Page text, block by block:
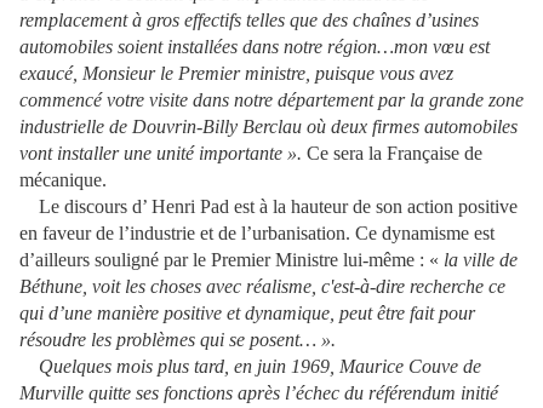
remplacement à gros effectifs telles que des chaînes d’usines
automobiles soient installées dans notre région…mon vœu est
exaucé, Monsieur le Premier ministre, puisque vous avez
commencé votre visite dans notre département par la grande zone
industrielle de Douvrin-Billy Berclau où deux firmes automobiles
vont installer une unité importante ». Ce sera la Française de
mécanique.
Le discours d’ Henri Pad est à la hauteur de son action positive
en faveur de l’industrie et de l’urbanisation. Ce dynamisme est
d’ailleurs souligné par le Premier Ministre lui-même : « la ville de
Béthune, voit les choses avec réalisme, c'est-à-dire recherche ce
qui d’une manière positive et dynamique, peut être fait pour
résoudre les problèmes qui se posent… ».
Quelques mois plus tard, en juin 1969, Maurice Couve de
Murville quitte ses fonctions après l’échec du référendum initié